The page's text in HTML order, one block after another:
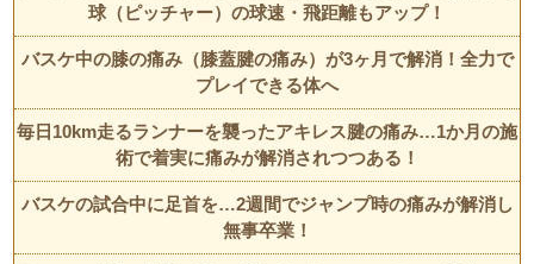
球（ピッチャー）の球速・飛距離もアップ！
バスケ中の膝の痛み（膝蓋腱の痛み）が3ヶ月で解消！全力で
プレイできる体へ
毎日10km走るランナーを襲ったアキレス腱の痛み…1か月の施
術で着実に痛みが解消されつつある！
バスケの試合中に足首を…2週間でジャンプ時の痛みが解消し
無事卒業！